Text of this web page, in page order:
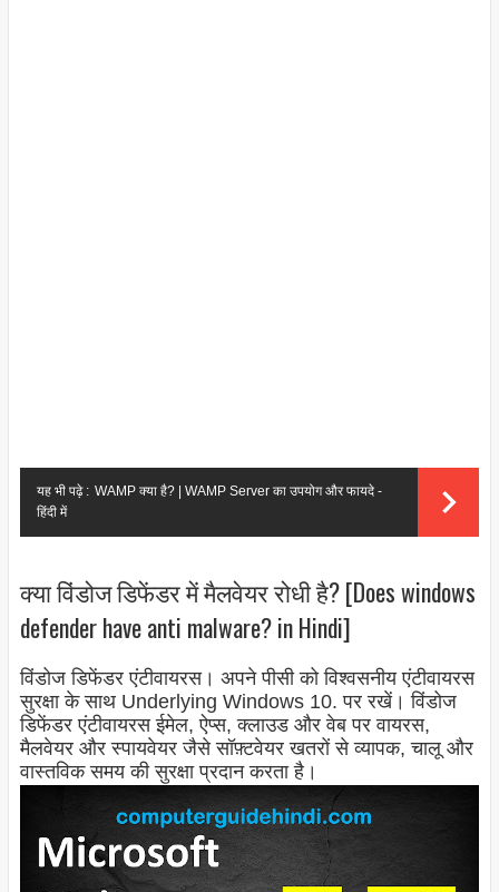
यह भी पढ़े : WAMP क्या है? | WAMP Server का उपयोग और फायदे -
हिंदी में
क्या विंडोज डिफेंडर में मैलवेयर रोधी है? [Does windows
defender have anti malware? in Hindi]
विंडोज डिफेंडर एंटीवायरस। अपने पीसी को विश्वसनीय एंटीवायरस
सुरक्षा के साथ Underlying Windows 10. पर रखें। विंडोज
डिफेंडर एंटीवायरस ईमेल, ऐप्स, क्लाउड और वेब पर वायरस,
मैलवेयर और स्पायवेयर जैसे सॉफ़्टवेयर खतरों से व्यापक, चालू और
वास्तविक समय की सुरक्षा प्रदान करता है।